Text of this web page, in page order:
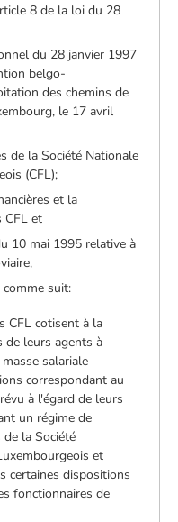
8 de la loi du 28
du 28 janvier 1997
belgo-
des chemins de
le 17 avril
de la Société Nationale
(CFL);
et la
CFL et
10 mai 1995 relative à
suit:
CFL cotisent à la
de leurs agents à
salariale
correspondant au
à l'égard de leurs
un régime de
la Société
et
certaines dispositions
fonctionnaires de